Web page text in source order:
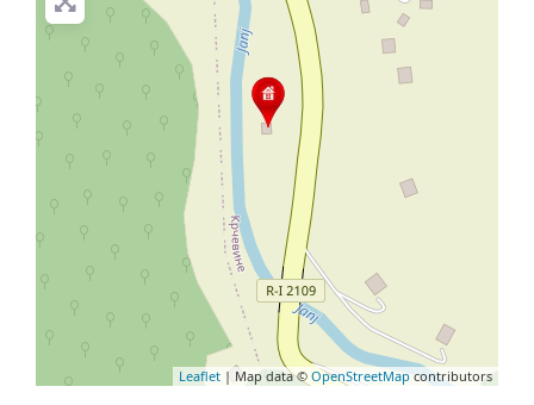
Leaflet | Map data © OpenStreetMap contributors